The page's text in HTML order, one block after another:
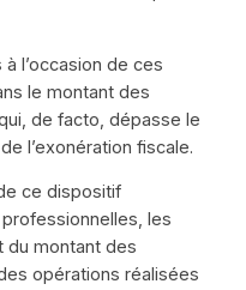
l’occasion de ces
le montant des
de facto, dépasse le
l’exonération fiscale.
ce dispositif
les
du montant des
opérations réalisées